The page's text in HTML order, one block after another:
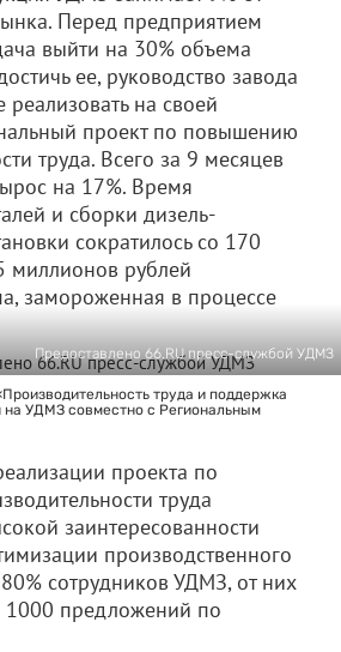
Перед предприятием
выйти на 30% объема
ее, руководство завода
на своей
проект по повышению
труда. Всего за 9 месяцев
на 17%. Время
и сборки дизель-
сократилось со 170
миллионов рублей
замороженная в процессе
Предоставлено 66.RU пресс-службой УДМЗ
труда и поддержка
на УДМЗ совместно с Региональным
проекта по
труда
заинтересованности
производственного
сотрудников УДМЗ, от них
1000 предложений по